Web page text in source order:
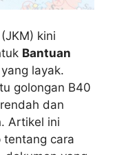
kini
Bantuan
layak.
golongan B40
dan
Artikel ini
tentang cara